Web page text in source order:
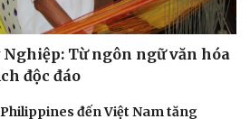
Nghiệp: Từ ngôn ngữ văn hóa
độc đáo
đến Việt Nam tăng